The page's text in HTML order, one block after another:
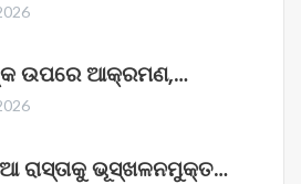
ଉପରେ ଆକ୍ରମଣ,…
ରାସ୍ତାକୁ ଭୂସ୍ଖଳନମୁକ୍ତ…